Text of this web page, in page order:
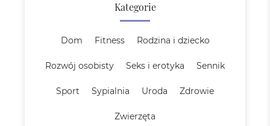
Kategorie
Dom Fitness Rodzina i dziecko
Rozwój osobisty Seks i erotyka Sennik
Sport Sypialnia Uroda Zdrowie
Zwierzęta